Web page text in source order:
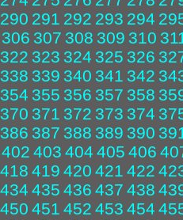
290 291 292 293 294
306 307 308 309 310
322 323 324 325 326
338 339 340 341 342
354 355 356 357 358
370 371 372 373 374
386 387 388 389 390
402 403 404 405 406
418 419 420 421 422
434 435 436 437 438
450 451 452 453 454